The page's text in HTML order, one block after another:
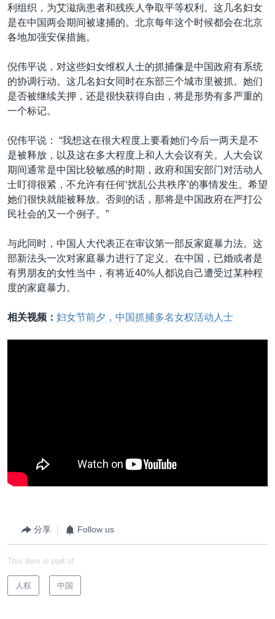
利组织，为艾滋病患者和残疾人争取平等权利。这几名妇女
是在中国两会期间被逮捕的。北京每年这个时候都会在北京
各地加强安保措施。
倪伟平说，对这些妇女维权人士的抓捕像是中国政府有系统
的协调行动。这几名妇女同时在东部三个城市里被抓。她们
是否被继续关押，还是很快获得自由，将是形势有多严重的
一个标记。
倪伟平说： “我想这在很大程度上要看她们今后一两天是不
是被释放，以及这在多大程度上和人大会议有关。人大会议
期间通常是中国比较敏感的时期，政府和国安部门对活动人
士盯得很紧，不允许有任何‘扰乱公共秩序’的事情发生。希望
她们很快就能被释放。否则的话，那将是中国政府在严打公
民社会的又一个例子。”
与此同时，中国人大代表正在审议第一部反家庭暴力法。这
部新法头一次对家庭暴力进行了定义。在中国，已婚或者是
有男朋友的女性当中，有将近40%人都说自己遭受过某种程
度的家庭暴力。
相关视频： 妇女节前夕，中国抓捕多名女权活动人士
分享 Follow us
This item is part of
人权 中国